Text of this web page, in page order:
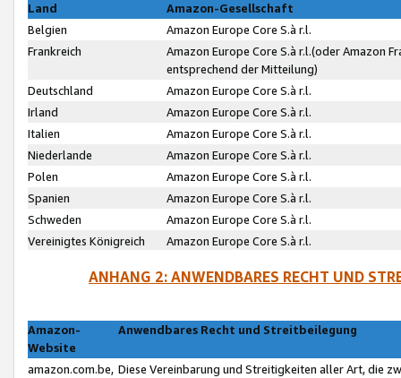
Land
Amazon-Gesellschaft
Belgien
Amazon Europe Core S.à r.l.
Frankreich
Amazon Europe Core S.à r.l.(oder Amazon
entsprechend der Mitteilung)
Deutschland
Amazon Europe Core S.à r.l.
Irland
Amazon Europe Core S.à r.l.
Italien
Amazon Europe Core S.à r.l.
Niederlande
Amazon Europe Core S.à r.l.
Polen
Amazon Europe Core S.à r.l.
Spanien
Amazon Europe Core S.à r.l.
Schweden
Amazon Europe Core S.à r.l.
Vereinigtes Königreich
Amazon Europe Core S.à r.l.
ANHANG 2: ANWENDBARES RECHT UND
Amazon-
Website
Anwendbares Recht und Streitbeilegung
amazon.com.be, Diese Vereinbarung und Streitigkeiten aller Art, die